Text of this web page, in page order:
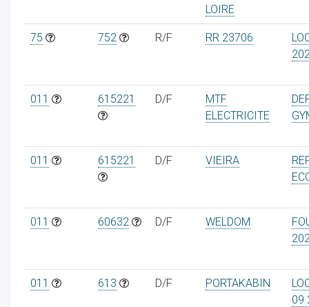
LOIRE
75 752 R/F RR 23706
011 615221 D/F
MTF
ELECTRICITE
011 615221 D/F VIEIRA
011 60632 D/F WELDOM
011 613 D/F PORTAKABIN
09